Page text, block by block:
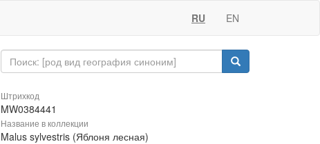
RU EN
Штрихкод
MW0384441
Название в коллекции
Malus sylvestris (Яблоня лесная)